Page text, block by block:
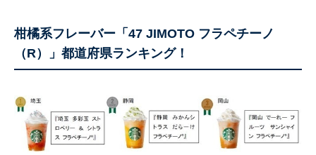
柑橘系フレーバー「47 JIMOTO フラペチーノ
（R）」都道府県ランキング！